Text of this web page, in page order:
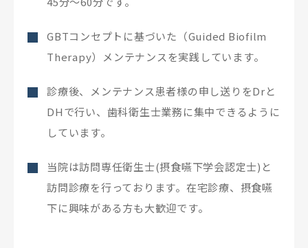
GBTコンセプトに基づいた（Guided Biofilm
Therapy）メンテナンスを実践しています。
診療後、メンテナンス患者様の申し送りをDrと
DHで行い、歯科衛生士業務に集中できるように
しています。
当院は訪問専任衛生士(摂食嚥下学会認定士)と
訪問診療を行っております。在宅診療、摂食嚥
下に興味がある方も大歓迎です。